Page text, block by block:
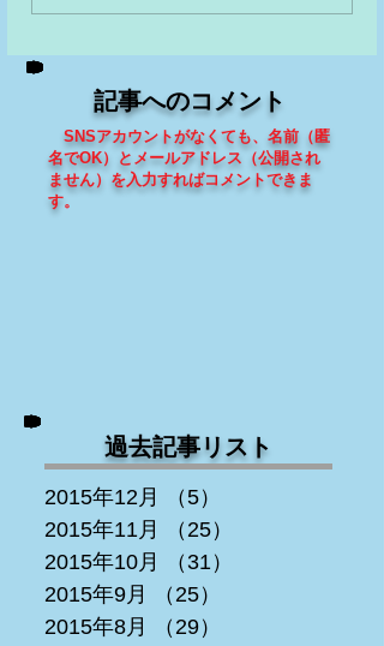
記事へのコメント
SNSアカウントがなくても、 名前（匿
名でOK）とメールアドレス（公開され
ません）を入力すればコメントできま
す。
過去記事リスト
2015年12月 （5）
2015年11月
（25）
2015年10月
（31）
2015年9月
（25）
2015年8月
（29）